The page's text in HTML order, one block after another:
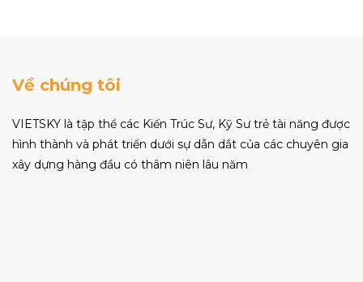
Về chúng tôi
VIETSKY là tập thể các Kiến Trúc Sư, Kỹ Sư trẻ tài năng được
hình thành và phát triển dưới sự dẫn dắt của các chuyên gia
xây dựng hàng đầu có thâm niên lâu năm